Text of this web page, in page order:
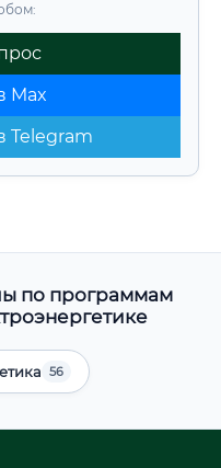
Max
Telegram
по программам
56